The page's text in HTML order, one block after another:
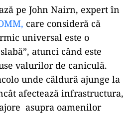
pe John Nairn, expert în
care consideră că
universal este o
atunci când este
valurilor de caniculă.
unde căldură ajunge la
afectează infrastructura,
asupra oamenilor